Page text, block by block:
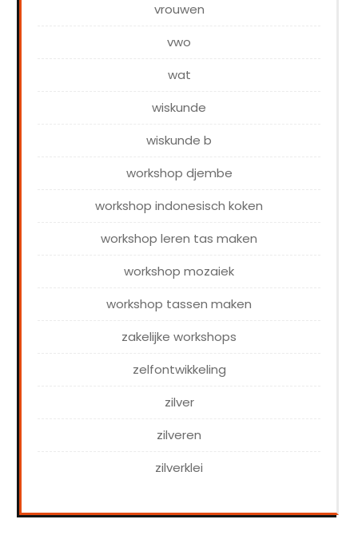
vrouwen
vwo
wat
wiskunde
wiskunde b
workshop djembe
workshop indonesisch koken
workshop leren tas maken
workshop mozaiek
workshop tassen maken
zakelijke workshops
zelfontwikkeling
zilver
zilveren
zilverklei